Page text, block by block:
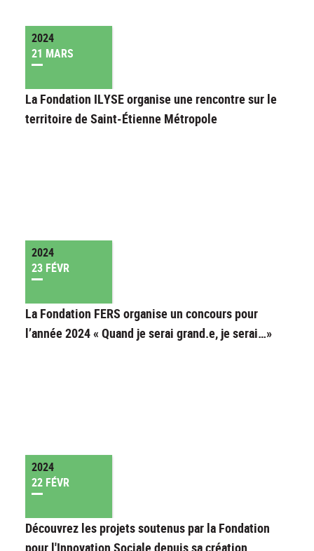
2024
21 MARS
La Fondation ILYSE organise une rencontre sur le
territoire de Saint-Étienne Métropole
2024
23 FÉVR
La Fondation FERS organise un concours pour
l’année 2024 « Quand je serai grand.e, je serai…»
2024
22 FÉVR
Découvrez les projets soutenus par la Fondation
pour l'Innovation Sociale depuis sa création